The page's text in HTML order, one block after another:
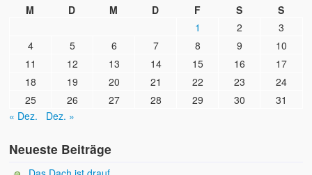
M
D M D F S
S
1
2
3
4
5 6 7 8 9
10
11
12 13 14 15 16
17
18
19 20 21 22 23
24
25
26 27 28 29 30
31
« Dez.
Dez. »
Neueste Beiträge